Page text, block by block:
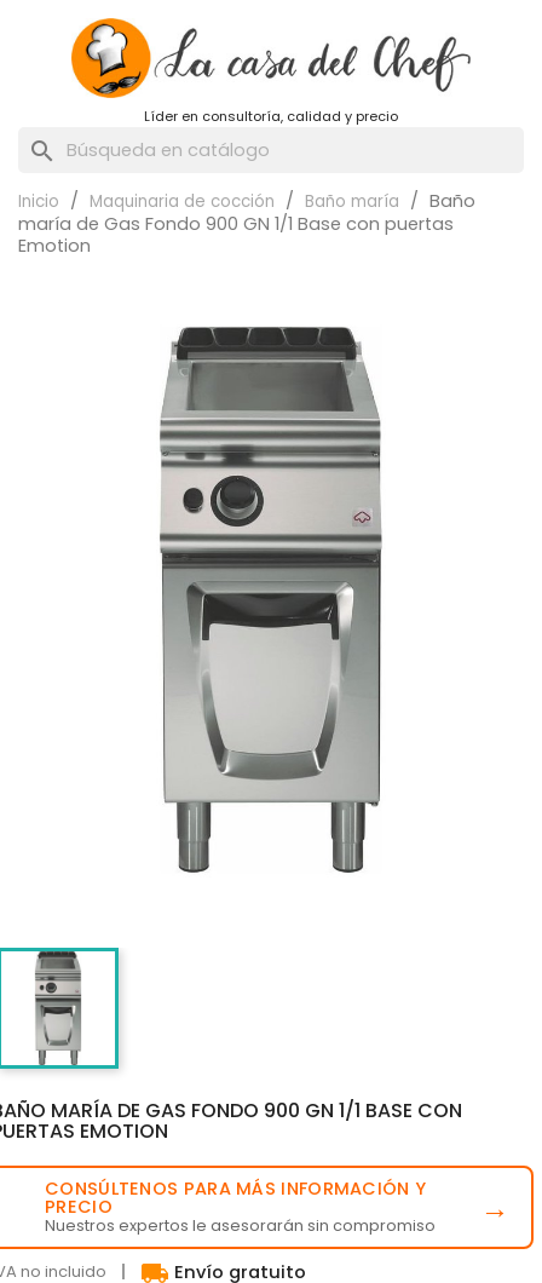
Líder en consultoría, calidad y precio
search
Inicio Maquinaria de cocción Baño maría
Baño
maría de Gas Fondo 900 GN 1/1 Base con puertas
Emotion
MARÍA DE GAS FONDO 900 GN 1/1 BASE CON
EMOTION
CONSÚLTENOS PARA MÁS INFORMACIÓN Y
PRECIO
Nuestros expertos le asesorarán sin compromiso →
no incluido local_shipping Envío gratuito